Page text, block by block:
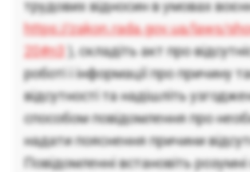
трудових відносин в умовах
https://zakon.rada.gov.ua/laws/
20#n3 ), складіть акт про
роботі і інформації про причину
відсутності та надішліть
способом повідомлення про
надати пояснення причини
Повідомленні встановіть